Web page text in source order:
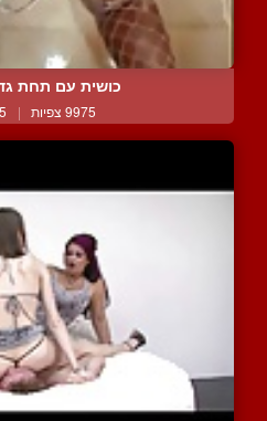
כושית עם תחת
9975 צפיות | 5 המלצות